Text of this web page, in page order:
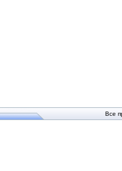
Все